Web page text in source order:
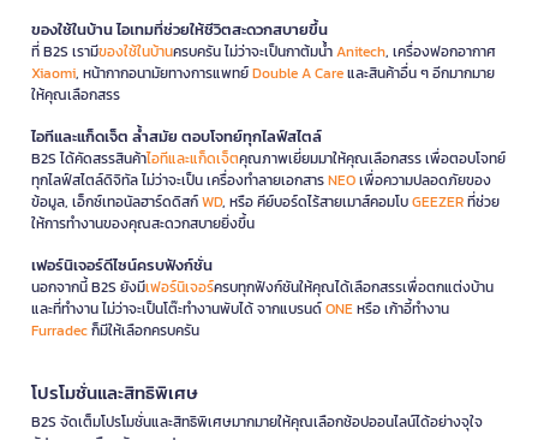
ของใช้ในบ้าน ไอเทมที่ช่วยให้ชีวิตสะดวกสบายขึ้น
ที่ B2S เรามีของใช้ในบ้านครบครัน ไม่ว่าจะเป็นกาต้มน้ำAnitech, เครื่องฟอกอากาศ
Xiaomi, หน้ากากอนามัยทางการแพทย์Double A Careและสินค้าอื่น ๆ อีกมากมาย
ให้คุณเลือกสรร
ไอทีและแก็ดเจ็ต ล้ำสมัย ตอบโจทย์ทุกไลฟ์สไตล์
B2S ได้คัดสรรสินค้าไอทีและแก็ดเจ็ตคุณภาพเยี่ยมมาให้คุณเลือกสรร เพื่อตอบโจทย์
ทุกไลฟ์สไตล์ดิจิทัล ไม่ว่าจะเป็น เครื่องทำลายเอกสารNEOเพื่อความปลอดภัยของ
ข้อมูล, เอ็กซ์เทอนัลฮาร์ดดิสก์WD, หรือ คีย์บอร์ดไร้สายเมาส์คอมโบGEEZERที่ช่วย
ให้การทำงานของคุณสะดวกสบายยิ่งขึ้น
เฟอร์นิเจอร์ดีไซน์ครบฟังก์ชั่น
นอกจากนี้ B2S ยังมีเฟอร์นิเจอร์ครบทุกฟังก์ชันให้คุณได้เลือกสรรเพื่อตกแต่งบ้าน
และที่ทำงาน ไม่ว่าจะเป็นโต๊ะทำงานพับได้ จากแบรนด์ONEหรือ เก้าอี้ทำงาน
Furradecก็มีให้เลือกครบครัน
โปรโมชั่นและสิทธิพิเศษ
B2S จัดเต็มโปรโมชั่นและสิทธิพิเศษมากมายให้คุณเลือกช้อปออนไลน์ได้อย่างจุใจ